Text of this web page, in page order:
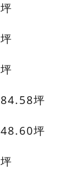
坪
坪
坪
84.58坪
48.60坪
坪